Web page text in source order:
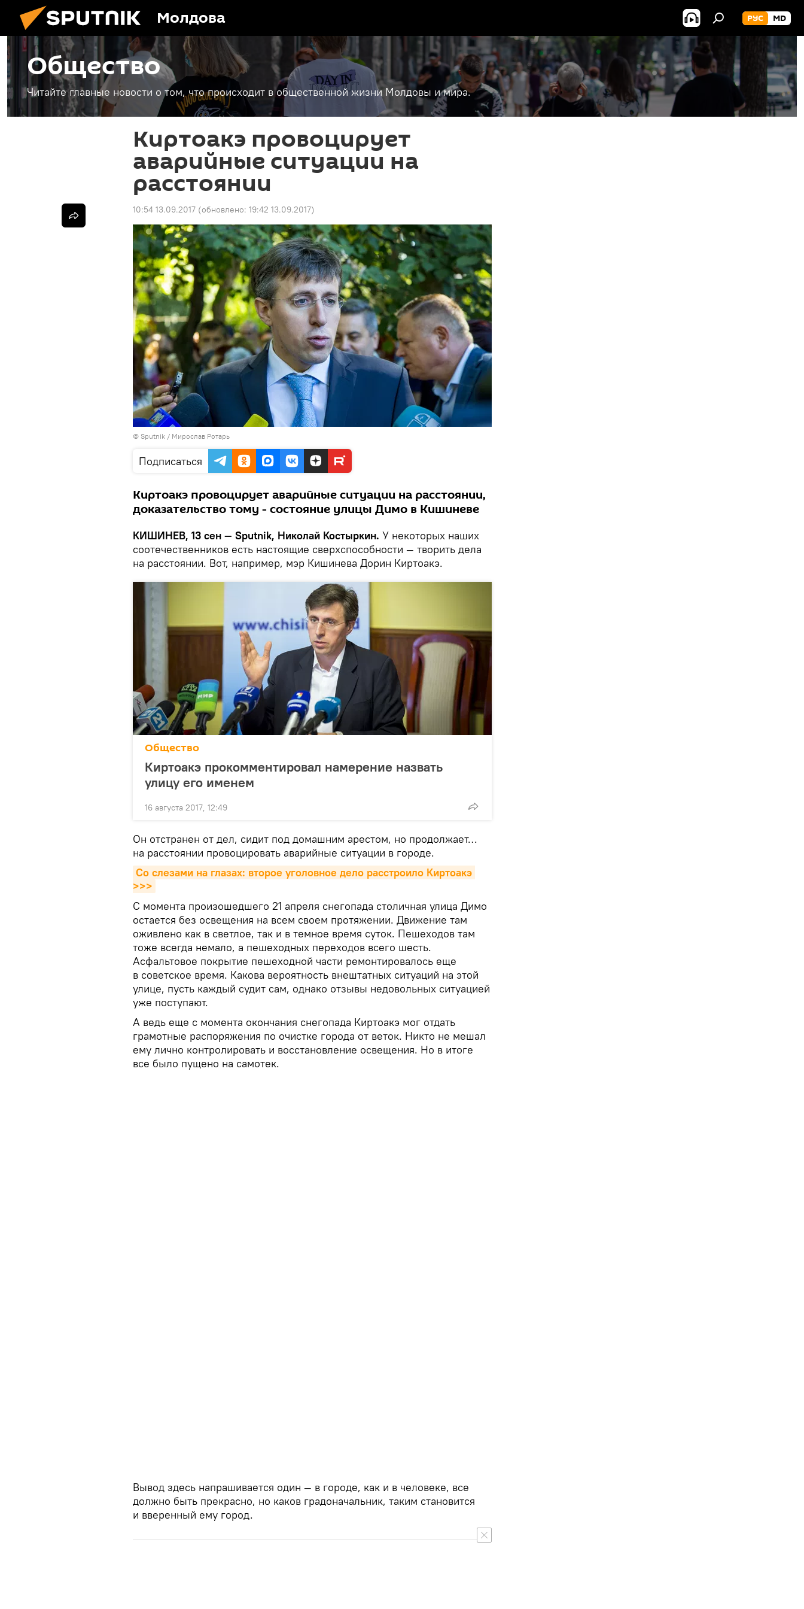
Молдова РУС MD
Общество
Читайте главные новости о том, что происходит в общественной жизни Молдовы и мира.
Киртоакэ провоцирует
аварийные ситуации на
расстоянии
10:54 13.09.2017 (обновлено: 19:42 13.09.2017)
© Sputnik / Мирослав Ротарь
Подписаться
Киртоакэ провоцирует аварийные ситуации на расстоянии,
доказательство тому - состояние улицы Димо в Кишиневе
КИШИНЕВ, 13 сен — Sputnik, Николай Костыркин. У некоторых наших
соотечественников есть настоящие сверхспособности — творить дела
на расстоянии. Вот, например, мэр Кишинева Дорин Киртоакэ.
Общество
Киртоакэ прокомментировал намерение назвать
улицу его именем
16 августа 2017, 12:49
Он отстранен от дел, сидит под домашним арестом, но продолжает…
на расстоянии провоцировать аварийные ситуации в городе.
Со слезами на глазах: второе уголовное дело расстроило Киртоакэ
>>>
С момента произошедшего 21 апреля снегопада столичная улица Димо
остается без освещения на всем своем протяжении. Движение там
оживлено как в светлое, так и в темное время суток. Пешеходов там
тоже всегда немало, а пешеходных переходов всего шесть.
Асфальтовое покрытие пешеходной части ремонтировалось еще
в советское время. Какова вероятность внештатных ситуаций на этой
улице, пусть каждый судит сам, однако отзывы недовольных ситуацией
уже поступают.
А ведь еще с момента окончания снегопада Киртоакэ мог отдать
грамотные распоряжения по очистке города от веток. Никто не мешал
ему лично контролировать и восстановление освещения. Но в итоге
все было пущено на самотек.
Вывод здесь напрашивается один — в городе, как и в человеке, все
должно быть прекрасно, но каков градоначальник, таким становится
и вверенный ему город.